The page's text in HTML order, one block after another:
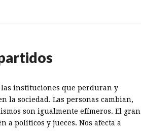
las instituciones que perduran y
la sociedad. Las personas cambian,
son igualmente efímeros. El gran
a políticos y jueces. Nos afecta a